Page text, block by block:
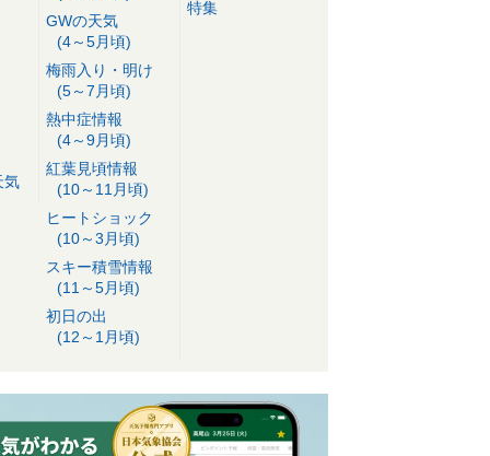
気
GWの天気
(4～5月頃)
梅雨入り・明け
(5～7月頃)
熱中症情報
(4～9月頃)
紅葉見頃情報
(10～11月頃)
ヒートショック
(10～3月頃)
スキー積雪情報
(11～5月頃)
初日の出
(12～1月頃)
特集